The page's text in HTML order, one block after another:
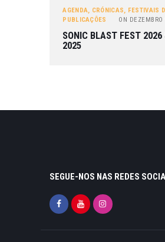
AGENDA, CRÓNICAS, FESTIVAIS
PUBLICAÇÕES
ON
SONIC BLAST FEST 2026
2025
SEGUE-NOS NAS REDES